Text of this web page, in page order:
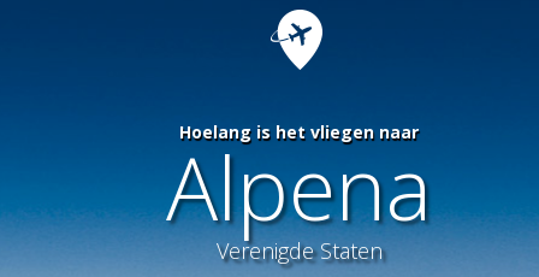
Hoelang is het vliegen naar
Alpena
Verenigde Staten